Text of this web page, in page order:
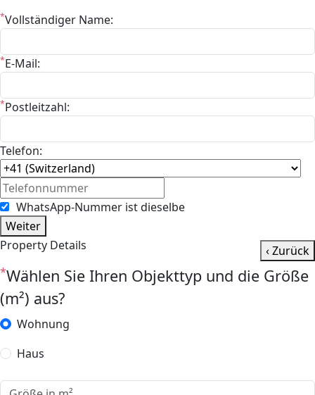
*Vollständiger Name:
*E-Mail:
*Postleitzahl:
Telefon:
WhatsApp-Nummer ist dieselbe
Weiter
Property Details
‹ Zurück
*Wählen Sie Ihren Objekttyp und die Größe
(m²) aus?
Wohnung
Haus